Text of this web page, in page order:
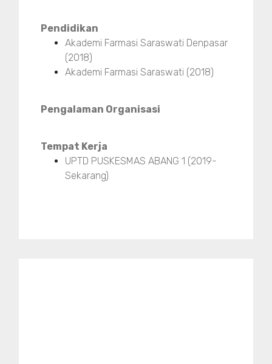
Pendidikan
Akademi Farmasi Saraswati Denpasar
(2018)
Akademi Farmasi Saraswati (2018)
Pengalaman Organisasi
Tempat Kerja
UPTD PUSKESMAS ABANG 1 (2019-
Sekarang)